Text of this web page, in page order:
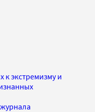
к экстремизму и